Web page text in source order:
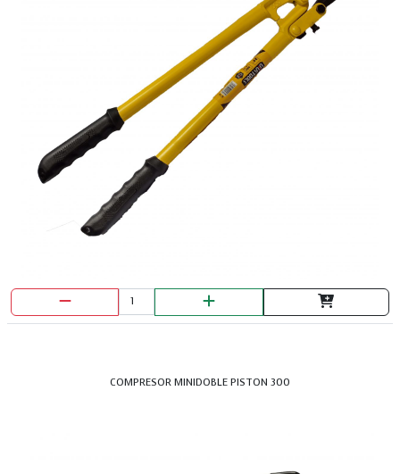
DISCO COPA DIAMANTADO 4.1/2 TURBO HOPEX
COMPRESOR MINIDOBLE PISTON 300